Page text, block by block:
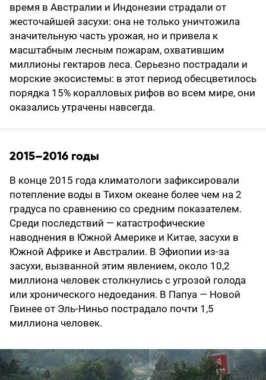
время в Австралии и Индонезии страдали от
жесточайшей засухи: она не только уничтожила
значительную часть урожая, но и привела к
масштабным лесным пожарам, охватившим
миллионы гектаров леса. Серьезно пострадали и
морские экосистемы: в этот период обесцветилось
порядка 15% коралловых рифов во всем мире, они
оказались утрачены навсегда.
2015–2016 годы
В конце 2015 года климатологи зафиксировали
потепление воды в Тихом океане более чем на 2
градуса по сравнению со средним показателем.
Среди последствий — катастрофические
наводнения в Южной Америке и Китае, засухи в
Южной Африке и Австралии. В Эфиопии из-за
засухи, вызванной этим явлением, около 10,2
миллиона человек столкнулись с угрозой голода
или хронического недоедания. В Папуа — Новой
Гвинее от Эль-Ниньо пострадало почти 1,5
миллиона человек.